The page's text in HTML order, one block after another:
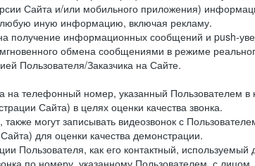
Сайта и/или мобильного приложения)
любую иную информацию, включая рекламу.
получение информационных сообщений и push-
обмена сообщениями в режиме
Пользователя/Заказчика на Сайте.
телефонный номер, указанный Пользователем в
Сайта) в целях оценки качества звонка.
могут записывать видеозвонок с
для оценки качества демонстрации.
Пользователя, как его контактный,
по номеру, указанному Пользователем, с